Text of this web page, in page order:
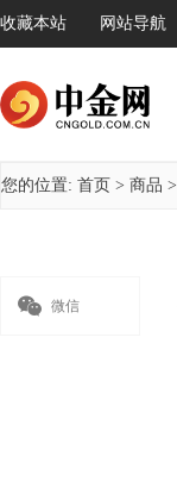
收藏本站 网站导航
您的位置: 首页 > 商品 >
 微信